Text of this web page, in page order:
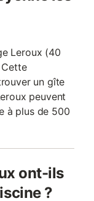
Leroux (40
un gîte
peuvent
à plus de 500
ont-ils
?